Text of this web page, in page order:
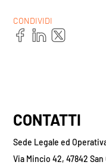
CONDIVIDI
CONTATTI
Sede Legale ed
Via Mincio 42, 47842